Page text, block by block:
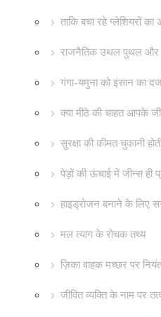
ताकि बचा रहे ग्लेशियरों का
राजनैतिक उथल पुथल और
गंगा-यमुना को इंसान का
क्या मीठे की चाहत आपके
सुरक्षा की कीमत चुकानी
पेड़ों की ऊंचाई में जीन्स ही
हाइड्रोजन बनाने के लिए
मल त्याग के रोचक तथ्य
ज़िका वाहक मच्छर पर
जीवित व्यक्ति के नाम पर